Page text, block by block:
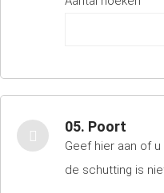
05. Poort
Geef hier aan of
de schutting is